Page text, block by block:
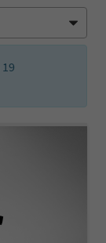
19